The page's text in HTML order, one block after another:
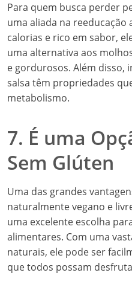
Para quem busca perder
uma aliada na
calorias e rico em sabor,
uma alternativa aos
e gordurosos. Além disso,
salsa têm propriedades
metabolismo.
7. É uma
Sem Glúten
Uma das grandes
naturalmente vegano e
uma excelente escolha
alimentares. Com uma
naturais, ele pode ser
que todos possam